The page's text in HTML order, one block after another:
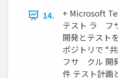
14.
+ Microsoft
テスト ラ゗フ
開発とテスト
ポジトリで “
フサ゗クル 開
件 テスト計画